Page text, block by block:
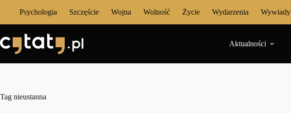
Psychologia Szczęście Wojna Wolność Życie Wydarzenia Wywiady
Aktualności
Tag nieustanna